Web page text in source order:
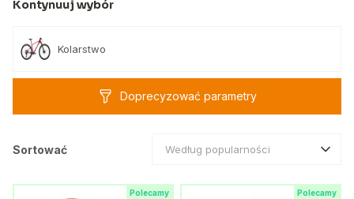
Kontynuuj wybór
Kolarstwo
Doprecyzować parametry
Sortować Według popularności
Polecamy Polecamy